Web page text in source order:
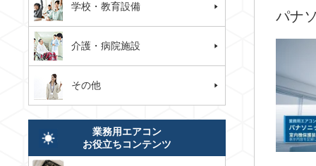
パナ
学校・教育設備
介護・病院施設
その他
業務用エアコン
お役立ちコンテンツ